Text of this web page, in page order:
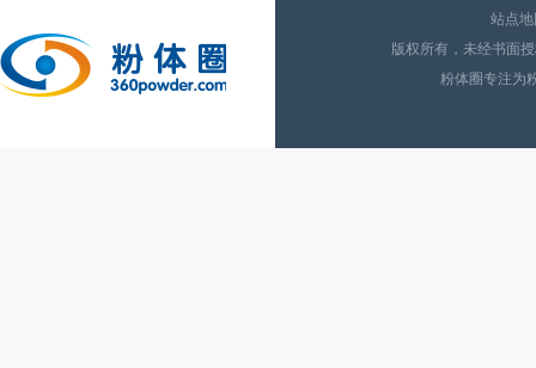
站点
版权所有，未经书面
粉体圈专注为